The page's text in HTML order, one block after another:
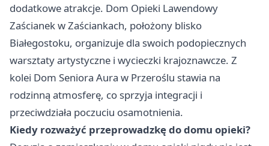
dodatkowe atrakcje. Dom Opieki Lawendowy
Zaścianek w Zaściankach, położony blisko
Białegostoku, organizuje dla swoich podopiecznych
warsztaty artystyczne i wycieczki krajoznawcze. Z
kolei Dom Seniora Aura w Przeroślu stawia na
rodzinną atmosferę, co sprzyja integracji i
przeciwdziała poczuciu osamotnienia.
Kiedy rozważyć przeprowadzkę do domu opieki?